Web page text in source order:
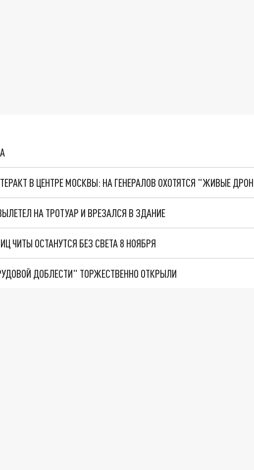
В ЦЕНТРЕ МОСКВЫ: НА ГЕНЕРАЛОВ ОХОТЯТСЯ "ЖИВЫЕ
НА ТРОТУАР И ВРЕЗАЛСЯ В ЗДАНИЕ
ЧИТЫ ОСТАНУТСЯ БЕЗ СВЕТА 8 НОЯБРЯ
ДОБЛЕСТИ" ТОРЖЕСТВЕННО ОТКРЫЛИ